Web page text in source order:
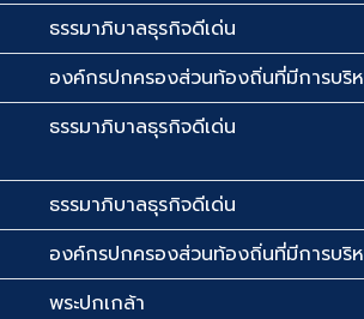
ธรรมาภิบาลธุรกิจดีเด่น
องค์กรปกครองส่วนท้องถิ่นที่มีการบริ
ธรรมาภิบาลธุรกิจดีเด่น
ธรรมาภิบาลธุรกิจดีเด่น
องค์กรปกครองส่วนท้องถิ่นที่มีการบริ
พระปกเกล้า